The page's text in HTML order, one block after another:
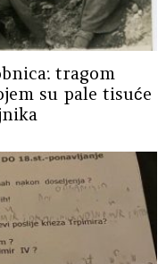
tragom
su pale tisuće